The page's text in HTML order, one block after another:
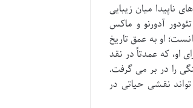
ناپیدا میان زیبایی
آدورنو و ماکس
او به عمق تاریخ
او، که عمدتاً در نقد
را در بر می گرفت.
نقشی حیاتی در